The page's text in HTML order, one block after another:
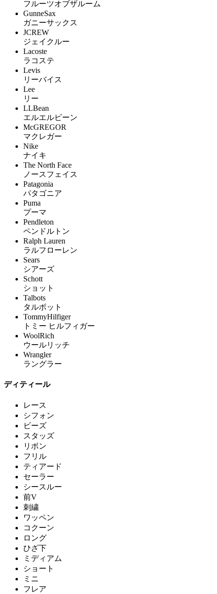
フルーツオブザルーム
GunneSax
ガニーサックス
JCREW
ジェイクルー
Lacoste
ラコステ
Levis
リーバイス
Lee
リー
LLBean
エルエルビーン
McGREGOR
マクレガー
Nike
ナイキ
The North Face
ノースフェイス
Patagonia
パタゴニア
Puma
プーマ
Pendleton
ペンドルトン
Ralph Lauren
ラルフローレン
Sears
シアーズ
Schott
ショット
Talbots
タルボット
TommyHilfiger
トミー ヒルフィガー
WoolRich
ウールリッチ
Wrangler
ラングラー
ディティール
レース
シフォン
ビーズ
スタッズ
リボン
フリル
ティアード
セーラー
シースルー
前V
刺繍
ワッペン
コクーン
ロング
ひざ下
ミディアム
ショート
ミニ
フレア